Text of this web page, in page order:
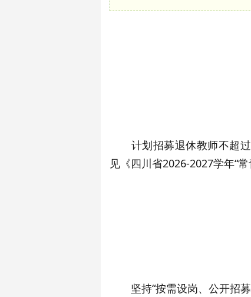
计划招募退休教师不超过
见《四川省2026-2027学年“常
坚持“按需设岗、公开招募